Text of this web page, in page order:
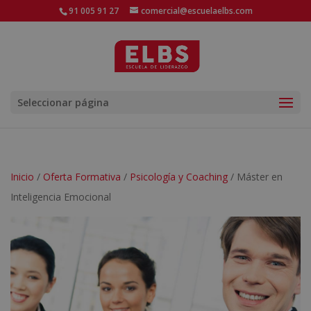
91 005 91 27 comercial@escuelaelbs.com
Seleccionar página
Inicio / Oferta Formativa / Psicología y Coaching / Máster en
Inteligencia Emocional